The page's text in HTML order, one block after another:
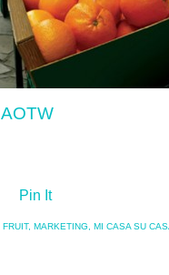
AOTW
Pin It
FRUIT, MARKETING, MI CASA SU